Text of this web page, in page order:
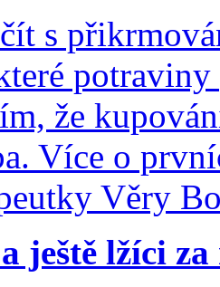
s
že
Více o
Věry
ještě lžíci